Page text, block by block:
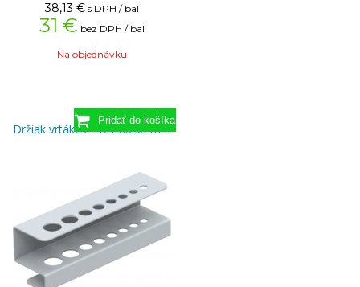
38,13 € s DPH / bal
31 € bez DPH / bal
Na objednávku
Držiak vrtákov 41x130x35 mm